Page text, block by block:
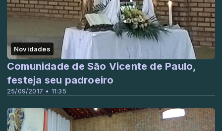
Novidades
25/09/2017 • 11:35
Comunidade de São Vicente de Paulo,
festeja seu padroeiro